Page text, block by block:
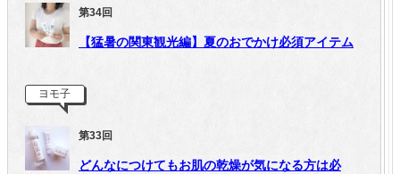
第34回
【猛暑の関東観光編】夏のおでかけ必須アイテム
ヨモ子
第33回
どんなにつけてもお肌の乾燥が気になる方は必